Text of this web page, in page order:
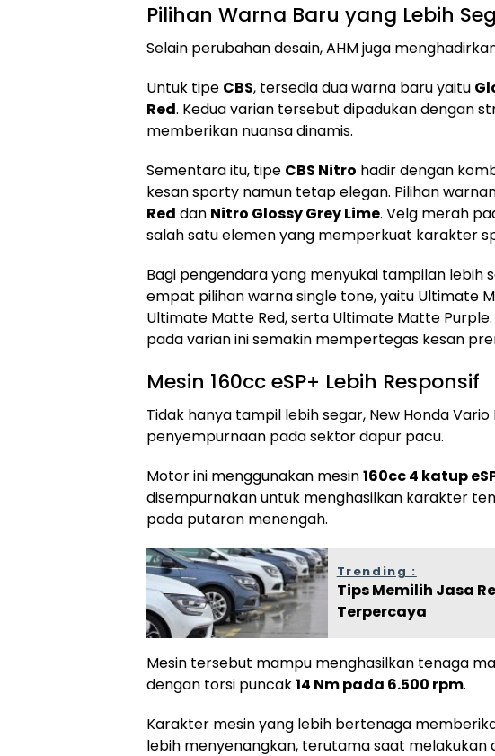
Pilihan Warna Baru yang Lebih
Selain perubahan desain, AHM juga
Untuk tipe CBS, tersedia dua warna baru yaitu
Red. Kedua varian tersebut dipadukan dengan
memberikan nuansa dinamis.
Sementara itu, tipe CBS Nitro hadir dengan
kesan sporty namun tetap elegan. Pilihan
Red dan Nitro Glossy Grey Lime. Velg merah
salah satu elemen yang memperkuat karakter
Bagi pengendara yang menyukai tampilan lebih
empat pilihan warna single tone, yaitu Ultimate
Ultimate Matte Red, serta Ultimate Matte
pada varian ini semakin mempertegas kesan
Mesin 160cc eSP+ Lebih Responsif
Tidak hanya tampil lebih segar, New Honda
penyempurnaan pada sektor dapur pacu.
Motor ini menggunakan mesin160cc 4 katup
disempurnakan untuk menghasilkan karakter
pada putaran menengah.
Trending :
Tips Memilih Jasa
Terpercaya
Mesin tersebut mampu menghasilkan tenaga
dengan torsi puncak14 Nm pada 6.500 rpm.
Karakter mesin yang lebih bertenaga
lebih menyenangkan, terutama saat melakukan